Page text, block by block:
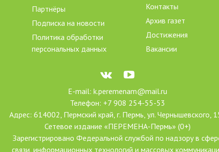
Партнёры
Подписка на новости
Политика обработки
персональных данных
Контакты
Архив газет
Достижения
Вакансии
E-mail: k.peremenam@mail.ru
Телефон: +7 908 254-55-53
Адрес: 614002, Пермский край, г. Пермь, ул. Чернышевского,
Сетевое издание «ПЕРЕМЕНА-Пермь» (0+)
Зарегистрировано Федеральной службой по надзору в
связи, информационных технологий и массовых